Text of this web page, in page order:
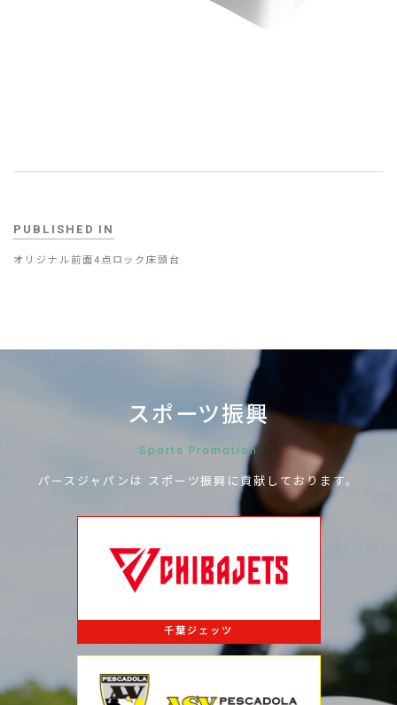
PUBLISHED IN
オリジナル前面4点ロック床頭台
スポーツ振興
Sports Promotion
パースジャパンは スポーツ振興に貢献しております。
千葉ジェッツ